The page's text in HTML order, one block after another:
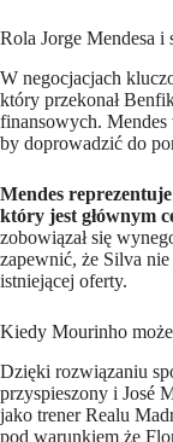
Rola Jorge Mendesa i
W negocjacjach
który przekonał
finansowych. Mendes
by doprowadzić do
Mendes
który jest głównym
zobowiązał się
zapewnić, że Silva
istniejącej oferty.
Kiedy Mourinho
Dzięki rozwiązaniu
przyspieszony i José
jako trener Realu
pod warunkiem że